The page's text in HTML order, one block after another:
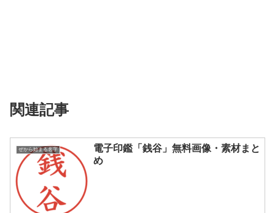
関連記事
ぜから始まる名字
電子印鑑「銭谷」無料画像・素材まと
め